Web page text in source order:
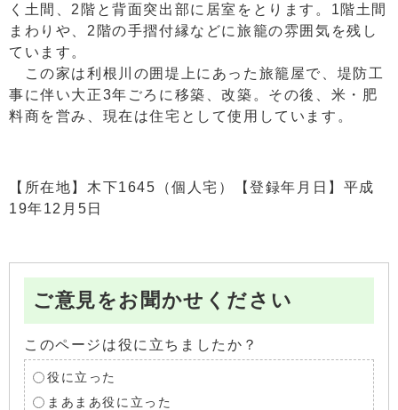
く土間、2階と背面突出部に居室をとります。1階土間
まわりや、2階の手摺付縁などに旅籠の雰囲気を残し
ています。
この家は利根川の囲堤上にあった旅籠屋で、堤防工
事に伴い大正3年ごろに移築、改築。その後、米・肥
料商を営み、現在は住宅として使用しています。
【所在地】木下1645（個人宅）【登録年月日】平成
19年12月5日
ご意見をお聞かせください
このページは役に立ちましたか？
役に立った
まあまあ役に立った